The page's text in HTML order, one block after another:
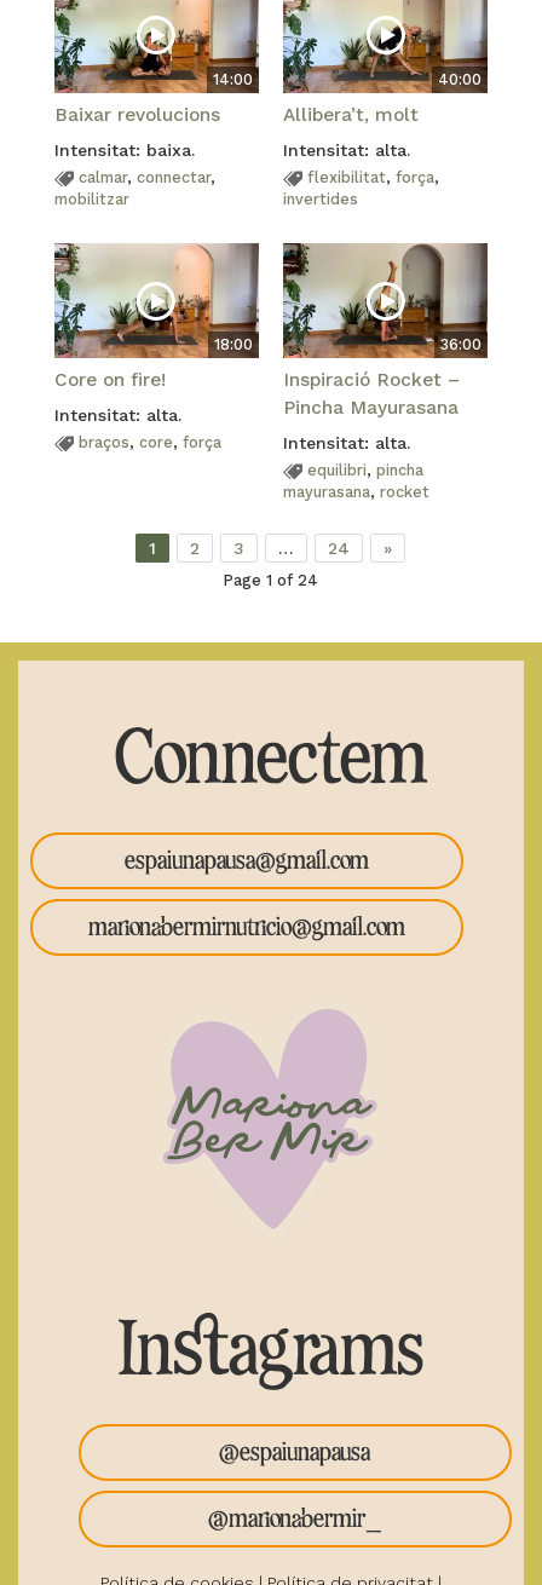
14:00
Baixar revolucions
Intensitat: baixa.
calmar, connectar,
mobilitzar
40:00
Allibera’t, molt
Intensitat: alta.
flexibilitat, força,
invertides
18:00
Core on fire!
Intensitat: alta.
braços, core, força
36:00
Inspiració Rocket –
Pincha Mayurasana
Intensitat: alta.
equilibri, pincha
mayurasana, rocket
1 2 3 … 24 »
Page 1 of 24
Connectem
espaiunapausa@gmail.com
marionabermirnutricio@gmail.com
Instagrams
@espaiunapausa
@marionabermir_